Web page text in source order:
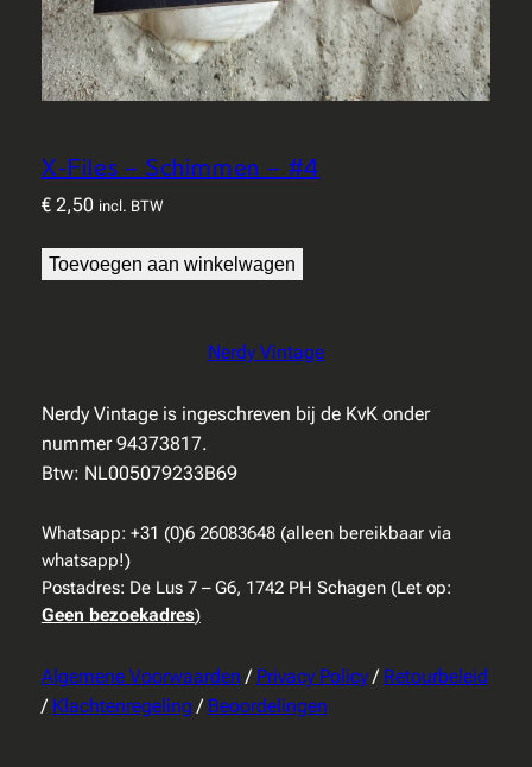
X-Files – Schimmen – #4
€2,50 incl. BTW
Toevoegen aan winkelwagen
Nerdy Vintage
Nerdy Vintage is ingeschreven bij de KvK onder
nummer 94373817.
Btw: NL005079233B69
Whatsapp: +31 (0)6 26083648 (alleen bereikbaar via
whatsapp!)
Postadres: De Lus 7 – G6, 1742 PH Schagen (Let op:
Geen bezoekadres)
Algemene Voorwaarden / Privacy Policy/ Retourbeleid
/ Klachtenregeling / Beoordelingen